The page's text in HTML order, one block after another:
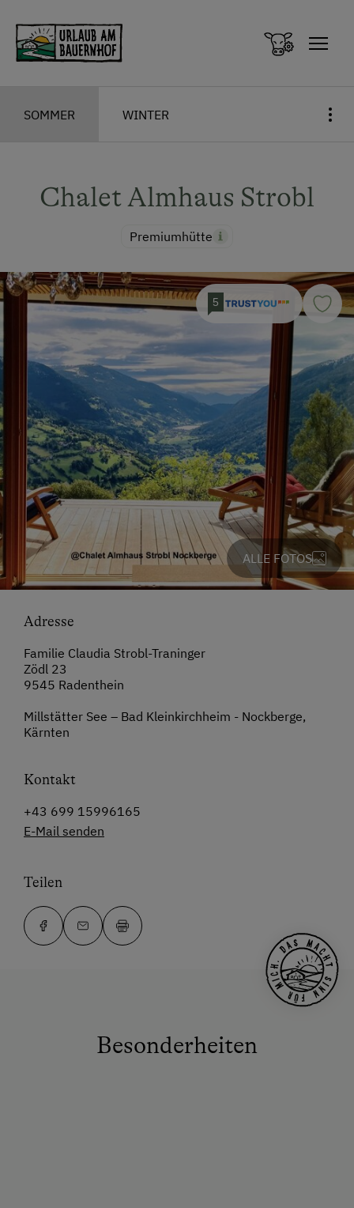
SOMMER WINTER
Chalet Almhaus Strobl
Premiumhütte
5
ALLE FOTOS
Adresse
Familie Claudia Strobl-Traninger
Zödl 23
9545 Radenthein
Millstätter See – Bad Kleinkirchheim - Nockberge,
Kärnten
Kontakt
+43 699 15996165
E-Mail senden
Teilen
Besonderheiten